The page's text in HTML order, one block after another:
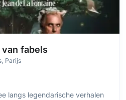
fabels
, Parijs
langs legendarische verhalen